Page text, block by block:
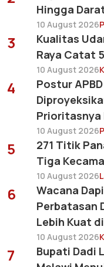
Hingga
10 August 2026
3
Kualitas
Raya Catat
10 August 2026
4
Postur
Prioritasnya
10 August 2026
5
271 Titik
Tiga
10 August 2026
6
Wacana
Perbatasan
Lebih Kuat di
10 August 2026
7
Bupati Dadi